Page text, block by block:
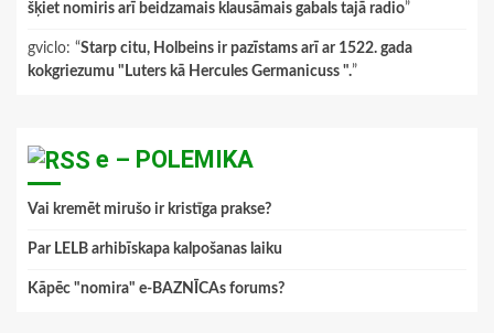
šķiet nomiris arī beidzamais klausāmais gabals tajā radio”
gviclo: “Starp citu, Holbeins ir pazīstams arī ar 1522. gada
kokgriezumu "Luters kā Hercules Germanicuss ".”
e – POLEMIKA
Vai kremēt mirušo ir kristīga prakse?
Par LELB arhibīskapa kalpošanas laiku
Kāpēc "nomira" e-BAZNĪCAs forums?